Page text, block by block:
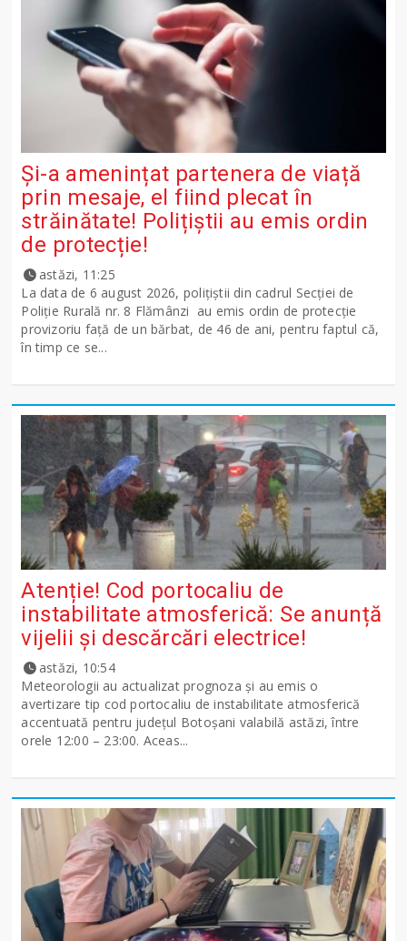
Și-a amenințat partenera de viață
prin mesaje, el fiind plecat în
străinătate! Polițiștii au emis ordin
de protecție!
astăzi, 11:25
La data de 6 august 2026, polițiștii din cadrul Secției de
Poliție Rurală nr. 8 Flămânzi au emis ordin de protecție
provizoriu față de un bărbat, de 46 de ani, pentru faptul că,
în timp ce se...
Atenție! Cod portocaliu de
instabilitate atmosferică: Se anunță
vijelii și descărcări electrice!
astăzi, 10:54
Meteorologii au actualizat prognoza și au emis o
avertizare tip cod portocaliu de instabilitate atmosferică
accentuată pentru județul Botoșani valabilă astăzi, între
orele 12:00 – 23:00. Aceas...